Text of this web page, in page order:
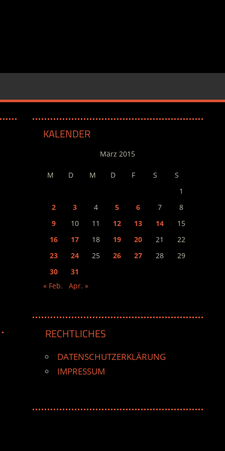
KALENDER
März 2015
M D M D F S
S
1
2
3 4 5 6 7
8
9
10 11 12 13 14
15
16
17 18 19 20 21
22
23
24 25 26 27 28
29
30
31
« Feb.
Apr. »
RECHTLICHES
DATENSCHUTZERKLÄRUNG
IMPRESSUM